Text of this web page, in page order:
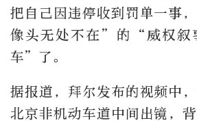
把自己因违停收到罚单一事
像头无处不在”的“威权
车”了。
据报道，拜尔发布的视频中
北京非机动车道中间出镜，背